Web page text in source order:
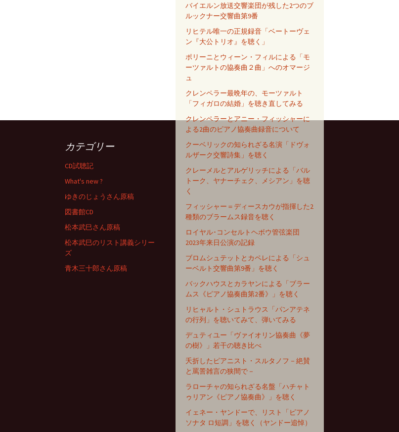
バイエルン放送交響楽団が残した2つのブ
ルックナー交響曲第9番
リヒテル唯一の正規録音「ベートーヴェ
ン『大公トリオ』を聴く」
ポリーニとウィーン・フィルによる「モ
ーツァルトの協奏曲２曲」へのオマージ
ュ
クレンペラー最晩年の、モーツァルト
「フィガロの結婚」を聴き直してみる
クレンペラーとアニー・フィッシャーに
よる2曲のピアノ協奏曲録音について
クーベリックの知られざる名演「ドヴォ
ルザーク交響詩集」を聴く
クレーメルとアルゲリッチによる「バル
トーク、ヤナーチェク、メシアン」を聴
く
フィッシャー＝ディースカウが指揮した2
種類のブラームス録音を聴く
ロイヤル･コンセルトヘボウ管弦楽団
2023年来日公演の記録
ブロムシュテットとカペレによる「シュ
ーベルト交響曲第9番」を聴く
バックハウスとカラヤンによる「ブラー
ムス《ピアノ協奏曲第2番》」を聴く
リヒャルト・シュトラウス「パンアテネ
の行列」を聴いてみて、弾いてみる
デュティユー「ヴァイオリン協奏曲《夢
の樹》」若干の聴き比べ
夭折したピアニスト・スルタノフ－絶賛
と罵詈雑言の狭間で－
ラローチャの知られざる名盤「ハチャト
ゥリアン《ピアノ協奏曲》」を聴く
イェネー・ヤンドーで、リスト「ピアノ
ソナタ ロ短調」を聴く（ヤンドー追悼）
カテゴリー
CD試聴記
What's new ?
ゆきのじょうさん原稿
図書館CD
松本武巳さん原稿
松本武巳のリスト講義シリー
ズ
青木三十郎さん原稿